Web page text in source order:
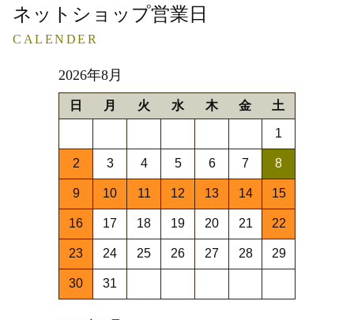
ネットショップ営業日
CALENDER
2026年8月
日 月 火 水 木 金 土
1
2 3 4 5 6 7 8
9 10 11 12 13 14 15
16 17 18 19 20 21 22
23 24 25 26 27 28 29
30 31